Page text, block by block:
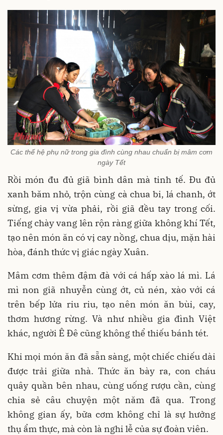
Các thế hệ phụ nữ trong gia đình cùng nhau chuẩn bị mâm cơm
ngày Tết
Rồi món đu đủ giã bình dân mà tinh tế. Đu đủ
xanh băm nhỏ, trộn cùng cà chua bi, lá chanh, ớt
sừng, gia vị vừa phải, rồi giã đều tay trong cối.
Tiếng chày vang lên rộn ràng giữa không khí Tết,
tạo nên món ăn có vị cay nồng, chua dịu, mặn hài
hòa, đánh thức vị giác ngày Xuân.
Mâm cơm thêm đậm đà với cá hấp xào lá mì. Lá
mì non giã nhuyễn cùng ớt, củ nén, xào với cá
trên bếp lửa riu riu, tạo nên món ăn bùi, cay,
thơm hương rừng. Và như nhiều gia đình Việt
khác, người Ê Đê cũng không thể thiếu bánh tét.
Khi mọi món ăn đã sẵn sàng, một chiếc chiếu dài
được trải giữa nhà. Thức ăn bày ra, con cháu
quây quần bên nhau, cùng uống rượu cần, cùng
chia sẻ câu chuyện một năm đã qua. Trong
không gian ấy, bữa cơm không chỉ là sự hưởng
thụ ẩm thực, mà còn là nghi lễ của sự đoàn viên.